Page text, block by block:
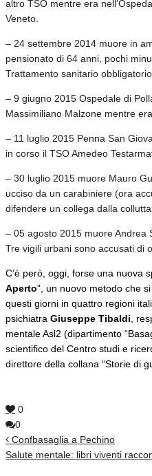
altro TSO mentre era
Veneto.
– 24 settembre 2014 muore in
pensionato di 64 anni, pochi
Trattamento sanitario
– 9 giugno 2015 Ospedale di
Massimiliano Malzone mentre
– 11 luglio 2015 Penna San
in corso il TSO Amedeo
– 30 luglio 2015 muore Mauro
ucciso da un carabiniere (ora
difendere un collega dalla
– 05 agosto 2015 muore Andrea
Tre vigili urbani sono accusati di
C’è però, oggi, forse una nuova
Aperto”, un nuovo metodo che
questi giorni in quattro regioni
psichiatra Giuseppe Tibaldi ,
mentale Asl2 (dipartimento
scientifico del Centro studi e
direttore della collana “Storie di
0
0
Confbasaglia a Pechino
Salute mentale: libri viventi